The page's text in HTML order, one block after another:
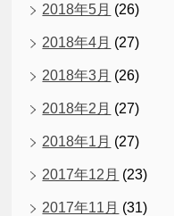
2018年5月 (26)
2018年4月 (27)
2018年3月 (26)
2018年2月 (27)
2018年1月 (27)
2017年12月 (23)
2017年11月 (31)